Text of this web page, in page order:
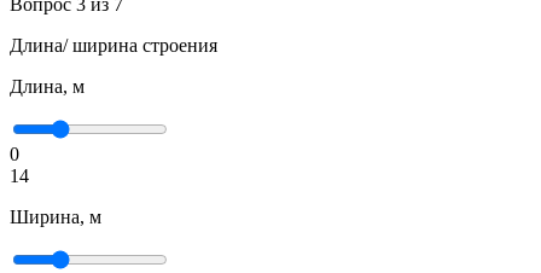
Вопрос 3 из 7
Длина/ ширина строения
Длина, м
0
14
Ширина, м